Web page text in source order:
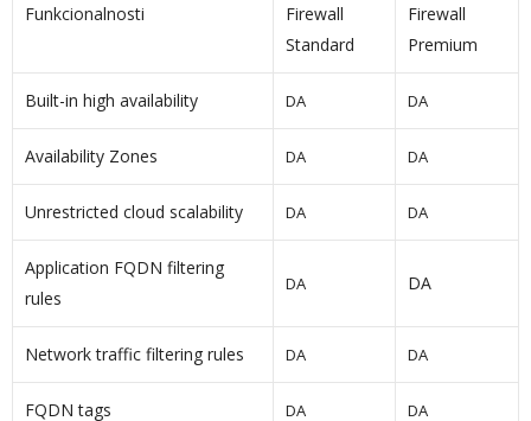
Funkcionalnosti
Firewall
Standard
Firewall
Premium
Built-in high availability DA DA
Availability Zones DA DA
Unrestricted cloud scalability DA DA
Application FQDN filtering
rules
DA DA
Network traffic filtering rules DA DA
FQDN tags DA DA